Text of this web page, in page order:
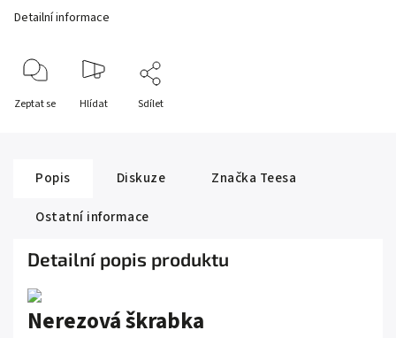
Detailní informace
Zeptat se Hlídat Sdílet
Popis Diskuze Značka Teesa
Ostatní informace
Detailní popis produktu
Nerezová škrabka